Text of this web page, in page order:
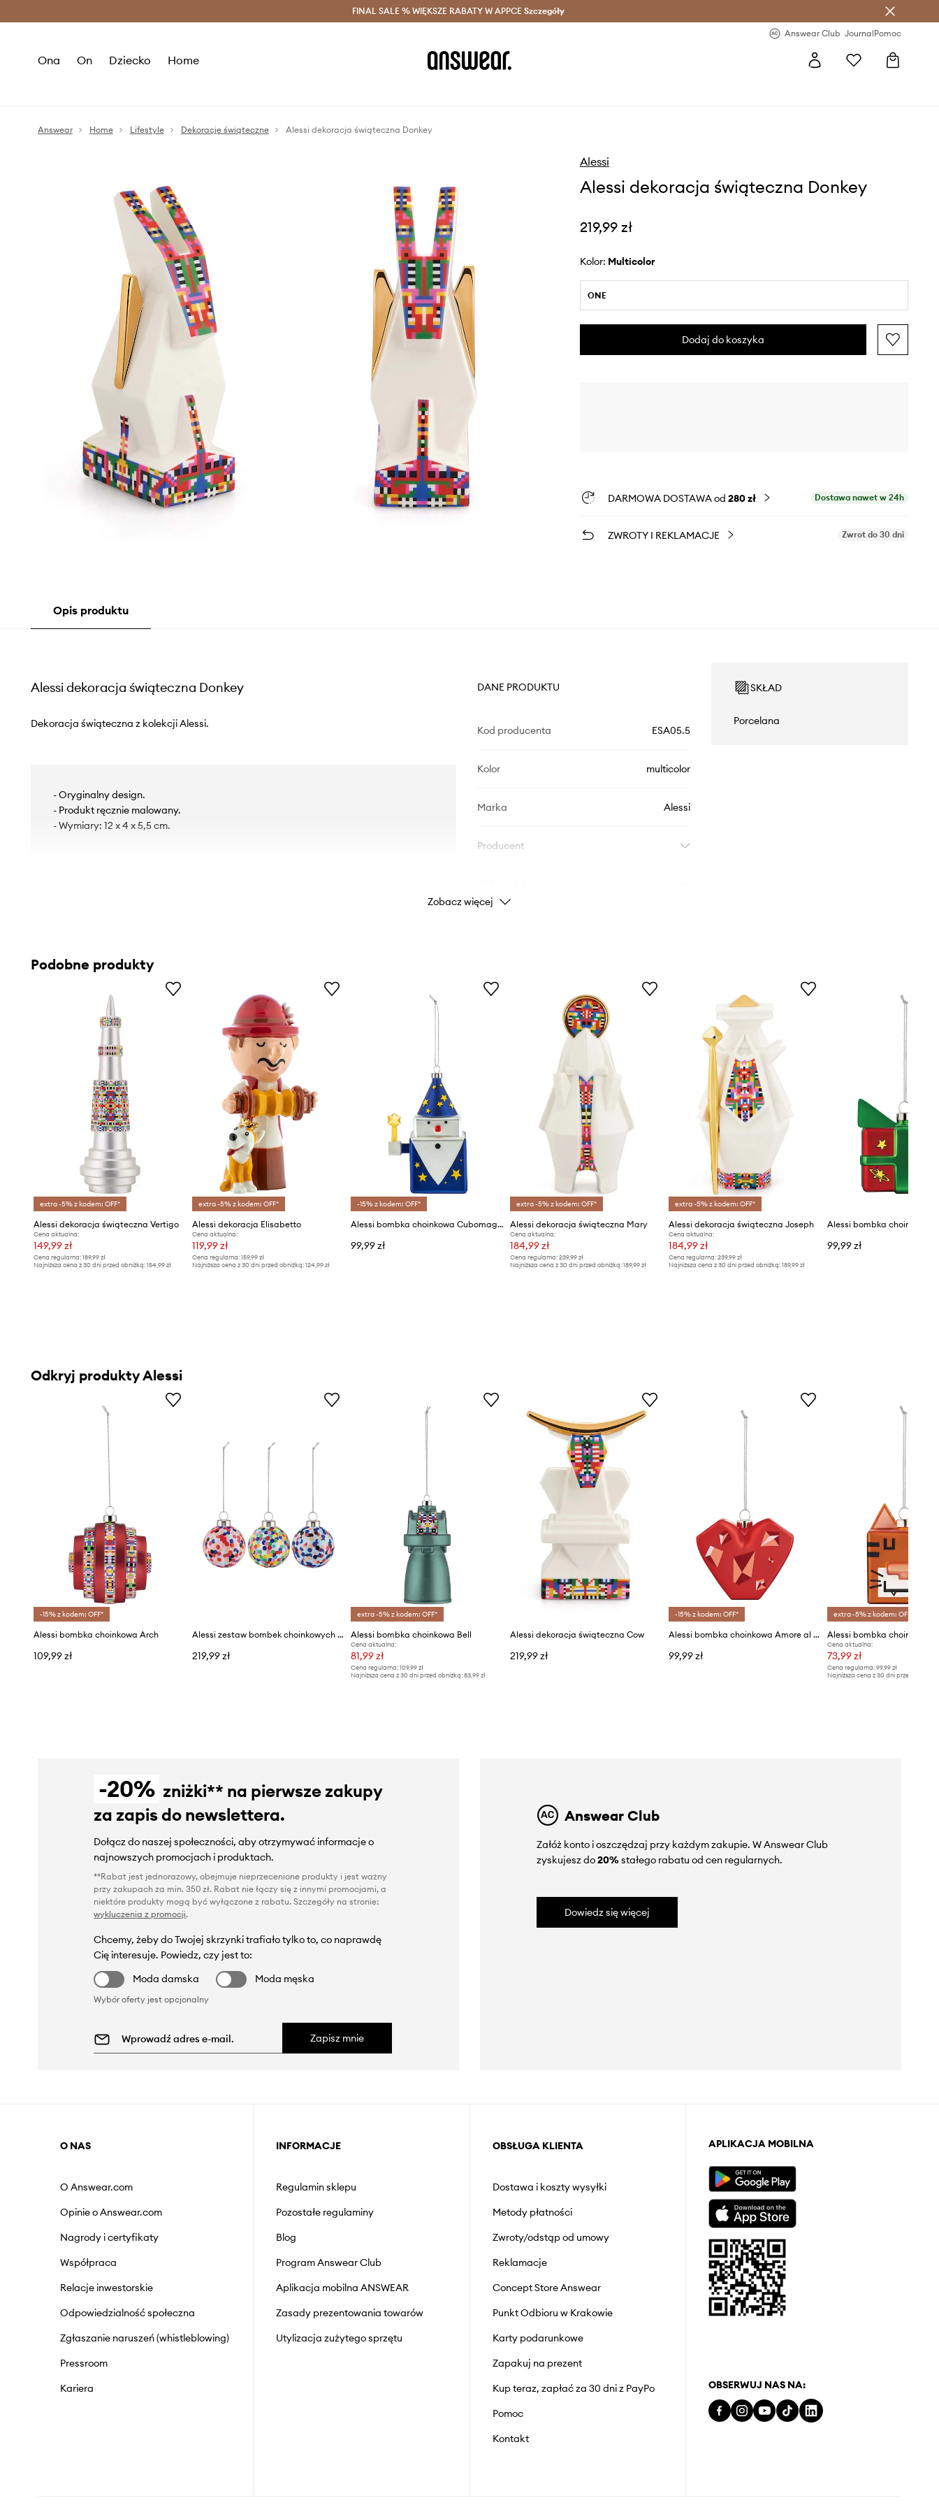
Oszczędzaj z Answear Club > Dostawa nawet w 24h >
FINAL SALE % WIĘKSZE RABATY W APPCE Szczegóły
Answear Club JournalPomoc
Ona On Dziecko Home
Answear Home Lifestyle Dekoracje świąteczne Alessi dekoracja świąteczna Donkey
Alessi
Alessi dekoracja świąteczna Donkey
219,99 zł
Kolor: multicolor
ONE
Dodaj do koszyka
DARMOWA DOSTAWA od 280 zł Dostawa nawet w 24h
ZWROTY I REKLAMACJE Zwrot do 30 dni
Opis produktu
Alessi dekoracja świąteczna Donkey
Dekoracja świąteczna z kolekcji Alessi.
- Oryginalny design.
- Produkt ręcznie malowany.
- Wymiary: 12 x 4 x 5,5 cm.
DANE PRODUKTU
Kod producenta ESA05.5
Kolor multicolor
Marka Alessi
Producent
SKŁAD
Porcelana
Zobacz więcej
Podobne produkty
extra -5% z kodem: OFF*
Alessi dekoracja świąteczna Vertigo
Cena aktualna:
149,99 zł
Cena regularna: 189,99 zł
Najniższa cena z 30 dni przed obniżką: 154,99 zł
extra -5% z kodem: OFF*
Alessi dekoracja Elisabetto
Cena aktualna:
119,99 zł
Cena regularna:159,99 zł
Najniższa cena z 30 dni przed obniżką:124,99 zł
-15% z kodem: OFF*
Alessi bombka choinkowa Cubomago
99,99 zł
extra -5% z kodem: OFF*
Alessi dekoracja świąteczna Mary
Cena aktualna:
184,99 zł
Cena regularna: 239,99 zł
Najniższa cena z 30 dni przed obniżką: 189,99 zł
extra -5% z kodem: OFF*
Alessi dekoracja świąteczna Joseph
Cena aktualna:
184,99 zł
Cena regularna:239,99 zł
Najniższa cena z 30 dni przed obniżką:189,99 zł
99,99 zł
Odkryj produkty Alessi
-15% z kodem: OFF*
Alessi bombka choinkowa Arch
109,99 zł
Alessi zestaw bombek choinkowych Proust 3-pack
219,99 zł
extra -5% z kodem: OFF*
Alessi bombka choinkowa Bell
Cena aktualna:
81,99 zł
Cena regularna: 109,99 zł
Najniższa cena z 30 dni przed obniżką: 83,99 zł
Alessi dekoracja świąteczna Cow
219,99 zł
-15% z kodem: OFF*
Alessi bombka choinkowa Amore al Cubo
99,99 zł
extra -5% z kodem: OFF*
Cena aktualna:
73,99 zł
Cena regularna: 99,99 zł
Najniższa cena z 30 dni przed obniżką:
-20% zniżki** na pierwsze zakupy
za zapis do newslettera.
Dołącz do naszej społeczności, aby otrzymywać informacje o
najnowszych promocjach i produktach.
**Rabat jest jednorazowy, obejmuje nieprzecenione produkty i jest ważny
przy zakupach za min. 350 zł. Rabat nie łączy się z innymi promocjami, a
niektóre produkty mogą być wyłączone z rabatu. Szczegóły na stronie:
wykluczenia z promocji.
Chcemy, żeby do Twojej skrzynki trafiało tylko to, co naprawdę
Cię interesuje. Powiedz, czy jest to:
Moda damska
Moda męska
Wybór oferty jest opcjonalny
Zapisz mnie
Answear Club
Załóż konto i oszczędzaj przy każdym zakupie. W Answear Club
zyskujesz do20%stałego rabatu od cen regularnych.
Dowiedz się więcej
O NAS
O Answear.com
Opinie o Answear.com
Nagrody i certyfikaty
Współpraca
Relacje inwestorskie
Odpowiedzialność społeczna
Zgłaszanie naruszeń (whistleblowing)
Pressroom
Kariera
INFORMACJE
Regulamin sklepu
Pozostałe regulaminy
Blog
Program Answear Club
Aplikacja mobilna ANSWEAR
Zasady prezentowania towarów
Utylizacja zużytego sprzętu
OBSŁUGA KLIENTA
Dostawa i koszty wysyłki
Metody płatności
Zwroty/odstąp od umowy
Reklamacje
Concept Store Answear
Punkt Odbioru w Krakowie
Karty podarunkowe
Zapakuj na prezent
Kup teraz, zapłać za 30 dni z PayPo
Pomoc
Kontakt
APLIKACJA MOBILNA
OBSERWUJ NAS NA: